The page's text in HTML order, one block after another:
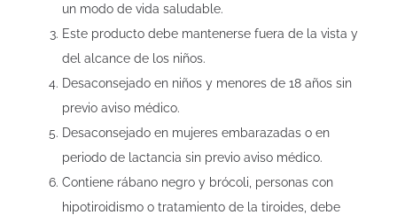
un modo de vida saludable.
Este producto debe mantenerse fuera de la vista y
del alcance de los niños.
Desaconsejado en niños y menores de 18 años sin
previo aviso médico.
Desaconsejado en mujeres embarazadas o en
periodo de lactancia sin previo aviso médico.
Contiene rábano negro y brócoli, personas con
hipotiroidismo o tratamiento de la tiroides, debe